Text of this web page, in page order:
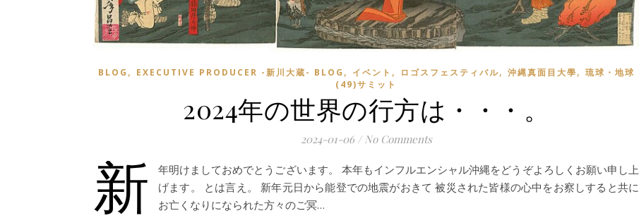
BLOG , EXECUTIVE PRODUCER -新川大蔵- BLOG , イベント , ロゴスフェスティバル, 沖縄真面目大學, 琉球・地球
(49)サミット
2024年の世界の行方は・・・。
2024-01-06 / No Comments
新
年明けましておめでとうございます。 本年もインフルエンシャル沖縄をどうぞよろしくお願い申し上
げます。 とは言え。 新年元日から能登での地震がおきて 被災された皆様の心中をお察しすると共に
お亡くなりになられた方々のご冥…